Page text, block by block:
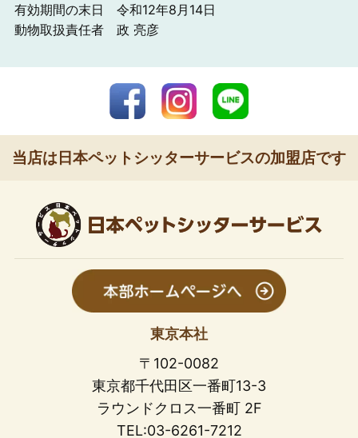
有効期間の末日 令和12年8月14日
動物取扱責任者 政 亮彦
当店は日本ペットシッターサービスの加盟店です
東京本社
〒102-0082
東京都千代田区一番町13-3
ラウンドクロス一番町 2F
TEL:03-6261-7212